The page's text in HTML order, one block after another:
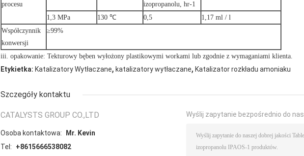
procesu
izopropanolu, hr-1
1,3 MPa 130 ℃ 0,5
1,17 ml / l
Współczynnik
konwersji
≥99%
iii. opakowanie: Tekturowy bęben wyłożony plastikowymi workami lub zgodnie z wymaganiami klienta.
Etykietka: Katalizatory Wytłaczane, katalizatory wytłaczane, Katalizator rozkładu amoniaku
Szczegóły kontaktu
CATALYSTS GROUP CO.,LTD
Osoba kontaktowa:
Mr. Kevin
Tel:
+8615666538082
Wyślij zapytanie bezpośrednio do nas